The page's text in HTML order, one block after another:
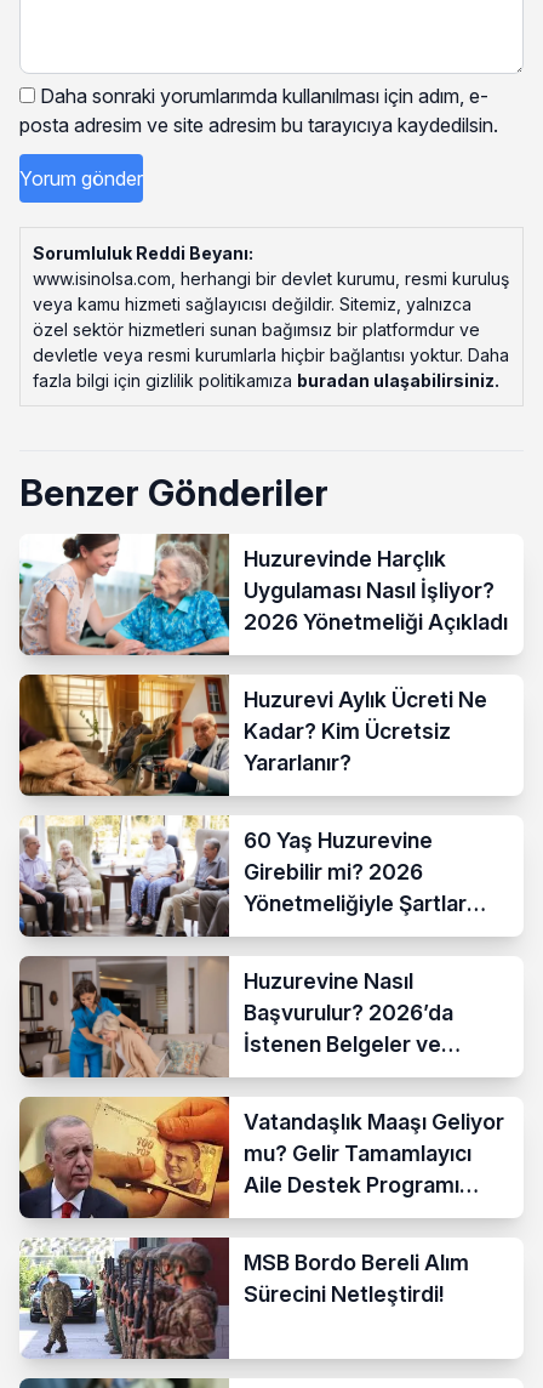
Daha sonraki yorumlarımda kullanılması için adım, e-
posta adresim ve site adresim bu tarayıcıya kaydedilsin.
Sorumluluk Reddi Beyanı:
www.isinolsa.com, herhangi bir devlet kurumu, resmi kuruluş
veya kamu hizmeti sağlayıcısı değildir. Sitemiz, yalnızca
özel sektör hizmetleri sunan bağımsız bir platformdur ve
devletle veya resmi kurumlarla hiçbir bağlantısı yoktur. Daha
fazla bilgi için gizlilik politikamıza buradan ulaşabilirsiniz.
Benzer Gönderiler
Huzurevinde Harçlık
Uygulaması Nasıl İşliyor?
2026 Yönetmeliği Açıkladı
Huzurevi Aylık Ücreti Ne
Kadar? Kim Ücretsiz
Yararlanır?
60 Yaş Huzurevine
Girebilir mi? 2026
Yönetmeliğiyle Şartlar
Netleşti
Huzurevine Nasıl
Başvurulur? 2026’da
İstenen Belgeler ve
Başvuru Yolları
Vatandaşlık Maaşı Geliyor
mu? Gelir Tamamlayıcı
Aile Destek Programı
Hakkında Son Açıklama
MSB Bordo Bereli Alım
Sürecini Netleştirdi!